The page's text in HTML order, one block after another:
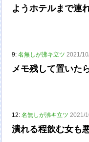
ようホテルまで連
9:名無しが沸キ立ツ 2021/
メモ残して置いた
12:名無しが沸キ立ツ 2021/
潰れる程飲む女も